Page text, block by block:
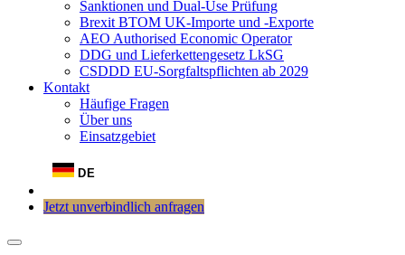
Sanktionen und Dual-Use Prüfung
Brexit BTOM UK-Importe und -Exporte
AEO Authorised Economic Operator
DDG und Lieferkettengesetz LkSG
CSDDD EU-Sorgfaltspflichten ab 2029
Kontakt
Häufige Fragen
Über uns
Einsatzgebiet
DE
Jetzt unverbindlich anfragen